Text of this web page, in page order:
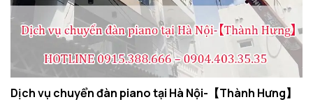
Dịch vụ chuyển đàn piano tại Hà Nội-【Thành Hưng】